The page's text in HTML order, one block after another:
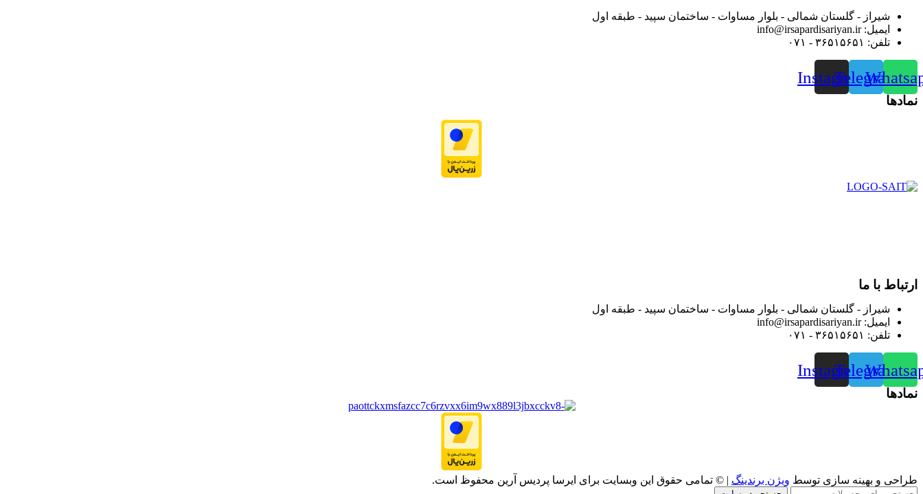
شیراز - گلستان شمالی - بلوار مساوات - ساختمان سپید - طبقه اول
ایمیل: info@irsapardisariyan.ir
تلفن: ۳۶۵۱۵۶۵۱ - ۰۷۱
Telegram
Instagram
نمادها
ارتباط با ما
شیراز - گلستان شمالی - بلوار مساوات - ساختمان سپید - طبقه اول
ایمیل: info@irsapardisariyan.ir
تلفن: ۳۶۵۱۵۶۵۱ - ۰۷۱
Telegram
Instagram
نمادها
طراحی و بهینه سازی توسط ویژن برندینگ | © تمامی حقوق این وبسایت برای ایرسا پردیس آرین محفوظ است.